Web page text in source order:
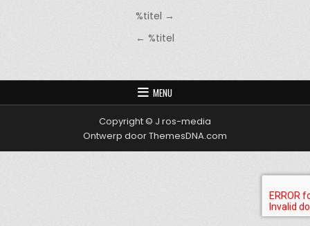
%titel →
← %titel
MENU
Copyright © J ros-media
Ontwerp door ThemesDNA.com